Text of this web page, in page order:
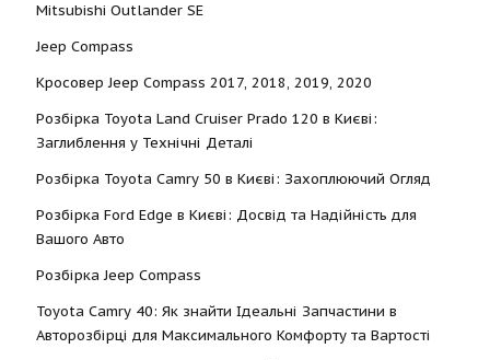
Mitsubishi Outlander SE
Jeep Compass
Кросовер Jeep Compass 2017, 2018, 2019, 2020
Розбірка Toyota Land Cruiser Prado 120 в Києві:
Заглиблення у Технічні Деталі
Розбірка Toyota Camry 50 в Києві: Захоплюючий Огляд
Розбірка Ford Edge в Києві: Досвід та Надійність для
Вашого Авто
Розбірка Jeep Compass
Toyota Camry 40: Як знайти Ідеальні Запчастини в
Авторозбірці для Максимального Комфорту та Вартості